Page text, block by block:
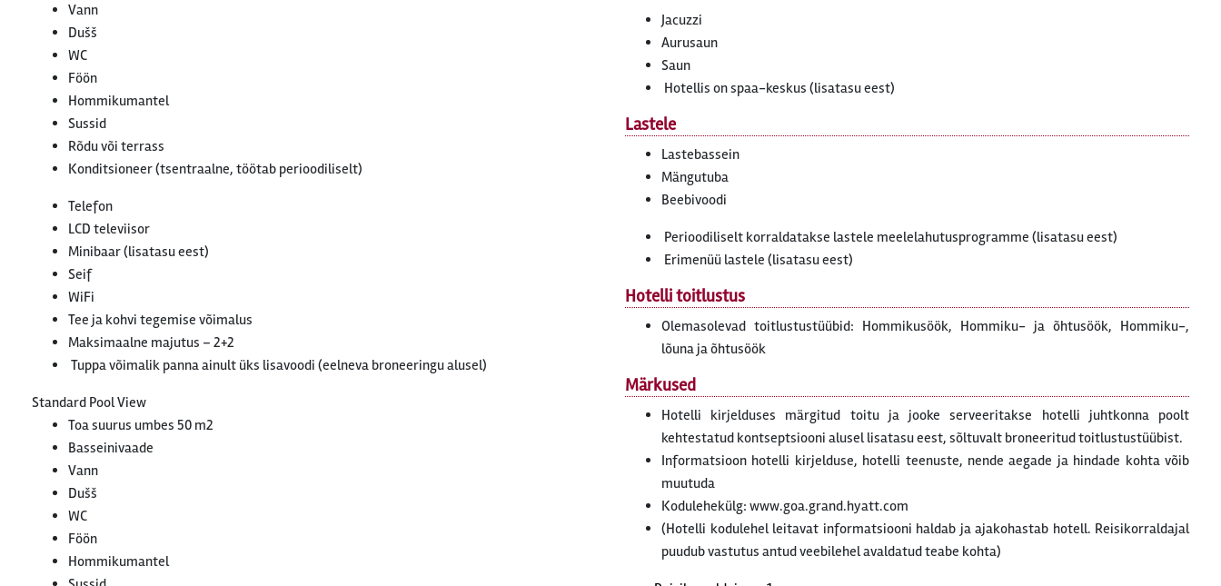
Vann
Dušš
WC
Föön
Hommikumantel
Sussid
Rõdu või terrass
Konditsioneer (tsentraalne, töötab perioodiliselt)
Telefon
LCD televiisor
Minibaar (lisatasu eest)
Seif
WiFi
Tee ja kohvi tegemise võimalus
Maksimaalne majutus – 2+2
Tuppa võimalik panna ainult üks lisavoodi (eelneva broneeringu alusel)
Standard Pool View
Toa suurus umbes 50 m2
Basseinivaade
Vann
Dušš
WC
Föön
Hommikumantel
Jacuzzi
Aurusaun
Saun
Hotellis on spaa-keskus (lisatasu eest)
Lastele
Lastebassein
Mängutuba
Beebivoodi
Perioodiliselt korraldatakse lastele meelelahutusprogramme (lisatasu eest)
Erimenüü lastele (lisatasu eest)
Hotelli toitlustus
Olemasolevad toitlustustüübid: Hommikusöök, Hommiku- ja õhtusöök, Hommiku-,
lõuna ja õhtusöök
Märkused
Hotelli kirjelduses märgitud toitu ja jooke serveeritakse hotelli juhtkonna poolt
kehtestatud kontseptsiooni alusel lisatasu eest, sõltuvalt broneeritud toitlustustüübist.
Informatsioon hotelli kirjelduse, hotelli teenuste, nende aegade ja hindade kohta võib
muutuda
Kodulehekülg: www.goa.grand.hyatt.com
(Hotelli kodulehel leitavat informatsiooni haldab ja ajakohastab hotell. Reisikorraldajal
puudub vastutus antud veebilehel avaldatud teabe kohta)